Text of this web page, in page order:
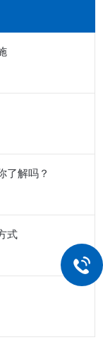
了解吗？
式